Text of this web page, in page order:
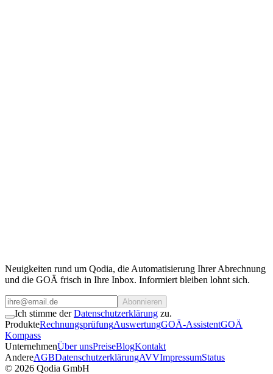
Neuigkeiten rund um Qodia, die Automatisierung Ihrer Abrechnung
und die GOÄ frisch in Ihre Inbox. Informiert bleiben lohnt sich.
Abonnieren
Ich stimme der Datenschutzerklärung zu.
ProdukteRechnungsprüfungAuswertungGOÄ-AssistentGOÄ
Kompass
UnternehmenÜber unsPreiseBlogKontakt
AndereAGBDatenschutzerklärungAVVImpressumStatus
© 2026 Qodia GmbH